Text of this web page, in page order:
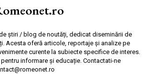
știri / blog de noutăți, dedicat diseminării de
Acesta oferă articole, reportaje și analize pe
curente la subiecte specifice de interes.
informare și educație. Contactati-ne